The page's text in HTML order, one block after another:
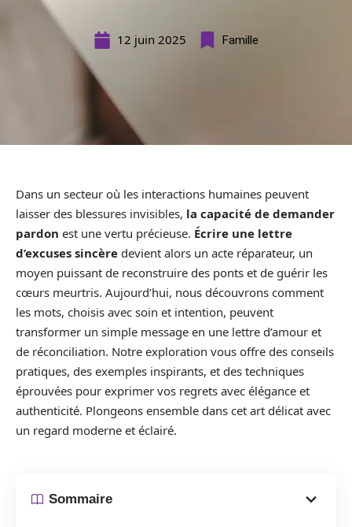
12 juin 2025 Famille
Dans un secteur où les interactions humaines peuvent
laisser des blessures invisibles, la capacité de demander
pardon est une vertu précieuse. Écrire une lettre
d’excuses sincère devient alors un acte réparateur, un
moyen puissant de reconstruire des ponts et de guérir les
cœurs meurtris. Aujourd’hui, nous découvrons comment
les mots, choisis avec soin et intention, peuvent
transformer un simple message en une lettre d’amour et
de réconciliation. Notre exploration vous offre des conseils
pratiques, des exemples inspirants, et des techniques
éprouvées pour exprimer vos regrets avec élégance et
authenticité. Plongeons ensemble dans cet art délicat avec
un regard moderne et éclairé.
Sommaire